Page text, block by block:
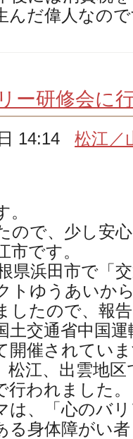
んだ偉人なの
ー研修会に
日 14:14松江／
ので、少し安
市です。
県浜田市で「
トゆうあいか
したので、報
土交通省中国
開催されてい
松江、出雲地
行われました。
は、「心のバ
る身体障がい